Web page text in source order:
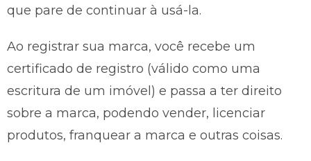
que pare de continuar à usá-la.
Ao registrar sua marca, você recebe um
certificado de registro (válido como uma
escritura de um imóvel) e passa a ter direito
sobre a marca, podendo vender, licenciar
produtos, franquear a marca e outras coisas.